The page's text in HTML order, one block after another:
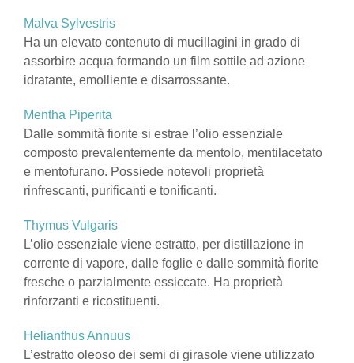
Malva Sylvestris
Ha un elevato contenuto di mucillagini in grado di
assorbire acqua formando un film sottile ad azione
idratante, emolliente e disarrossante.
Mentha Piperita
Dalle sommità fiorite si estrae l’olio essenziale
composto prevalentemente da mentolo, mentilacetato
e mentofurano. Possiede notevoli proprietà
rinfrescanti, purificanti e tonificanti.
Thymus Vulgaris
L’olio essenziale viene estratto, per distillazione in
corrente di vapore, dalle foglie e dalle sommità fiorite
fresche o parzialmente essiccate. Ha proprietà
rinforzanti e ricostituenti.
Helianthus Annuus
L’estratto oleoso dei semi di girasole viene utilizzato